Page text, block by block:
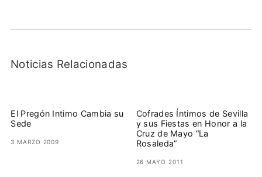
Noticias Relacionadas
El Pregón Intimo Cambia su
Sede
3 MARZO 2009
Cofrades Íntimos de Sevilla
y sus Fiestas en Honor a la
Cruz de Mayo “La
Rosaleda”
26 MAYO 2011